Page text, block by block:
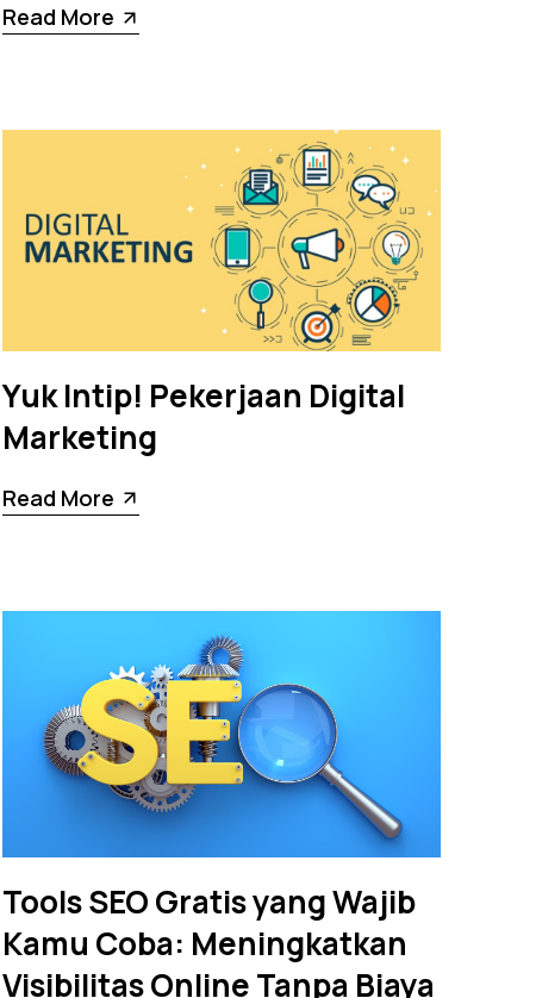
Read More
Yuk Intip! Pekerjaan Digital
Marketing
Read More
Tools SEO Gratis yang Wajib
Kamu Coba: Meningkatkan
Visibilitas Online Tanpa Biaya